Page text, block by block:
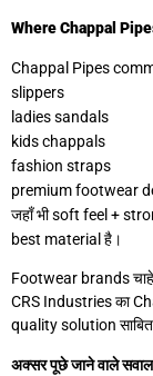
Where Chappal
Chappal Pipes
slippers
ladies sandals
kids chappals
fashion straps
premium footwear
जहाँ भी soft feel +
best material है।
Footwear brands
CRS Industries का
quality solution साबित
अक्सर पूछे जाने वाले